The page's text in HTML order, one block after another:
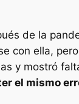
de la
con ella,
y mostró
el mismo